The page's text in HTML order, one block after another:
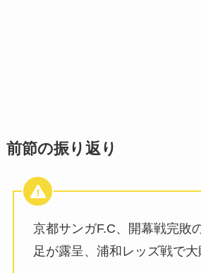
前節の振り返り
京都サンガF.C、開幕戦完敗
足が露呈、浦和レッズ戦で